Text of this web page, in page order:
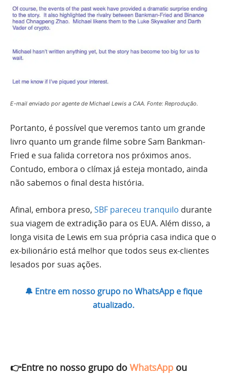
E-mail enviado por agente de Michael Lewis a CAA. Fonte: Reprodução.
Portanto, é possível que veremos tanto um grande
livro quanto um grande filme sobre Sam Bankman-
Fried e sua falida corretora nos próximos anos.
Contudo, embora o clímax já esteja montado, ainda
não sabemos o final desta história.
Afinal, embora preso, SBF pareceu tranquilo durante
sua viagem de extradição para os EUA. Além disso, a
longa visita de Lewis em sua própria casa indica que o
ex-bilionário está melhor que todos seus ex-clientes
lesados por suas ações.
🔔 Entre em nosso grupo no WhatsApp e fique
atualizado.
👉Entre no nosso grupo do WhatsApp ou